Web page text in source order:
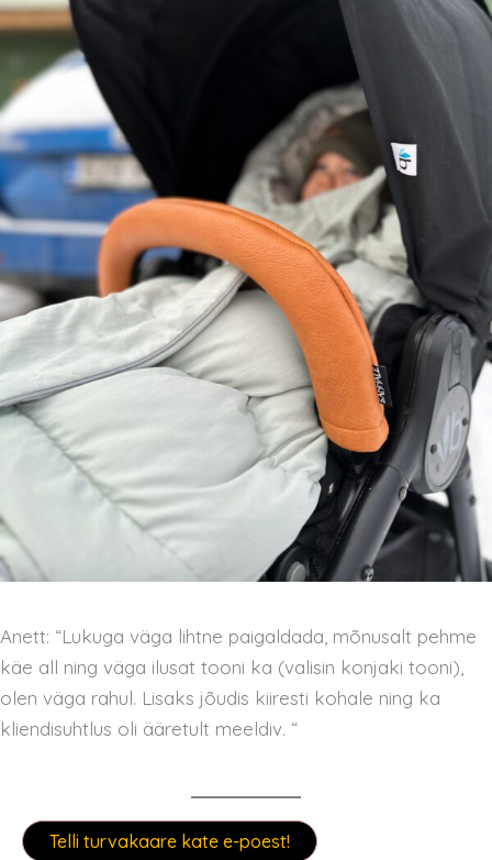
Anett: “Lukuga väga lihtne paigaldada, mõnusalt pehme
käe all ning väga ilusat tooni ka (valisin konjaki tooni),
olen väga rahul. Lisaks jõudis kiiresti kohale ning ka
kliendisuhtlus oli ääretult meeldiv. “
Telli turvakaare kate e-poest!